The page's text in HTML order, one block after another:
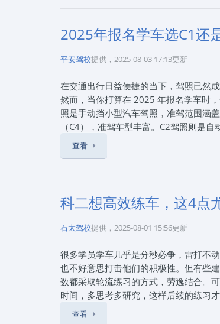
《那些一把过的学员都是怎么练的》来
80801909，通过本站报名石家庄驾校
驾考咨询服务！报驾校就上石家庄思毅学
2025年报名学车选C1还
平安驾校提供，2025-08-03 17:13更新
在交通出行日益便捷的当下，驾照已然
然而，当你打算在 2025 年报名学车时
照是手动挡小型汽车驾照，准驾范围涵
（C4），准驾车型丰富。C2驾照则是
够满足需求。2、考试内容，难易有别
考试内容与之相似，但因是自动挡，无
全驾驶和应急处置知识，90分合格。3
挡，油离配合要精准。新手往往要花大
生专注于油门、刹车和方向盘控制即可
今，自动挡车辆在城市中越来越普及，
动挡，C2驾照足以满足日常出行。但在
技术兴趣浓厚，追求手动挡驾驶乐趣，
高，原因在于C2自动挡教练车数量少，
选择C1还是C2，要综合考虑驾驶需求
合适；若追求便捷、快速拿证，且主要
查看
科二想高效练车，这4点
石太驾校提供，2025-08-01 15:56更新
很多学员学车几乎是分秒必争，雷打不
也不好意思打击他们的积极性。但有些
数都采取轮流练习的方式，劳逸结合。
时间，多思考多研究，这样后续的练习
是要不得的。勤奋是没错，但勤奋要用
查看